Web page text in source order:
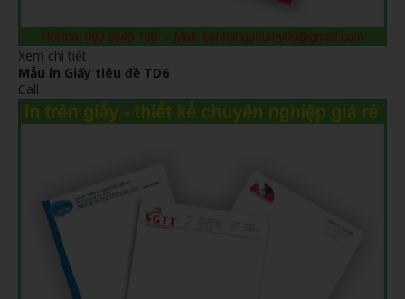
Xem chi tiết
Mẫu in Giấy tiêu đề TD6
Call